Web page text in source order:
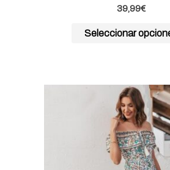
39,99€
Seleccionar
El
precio
original
era:
46,99€.
El